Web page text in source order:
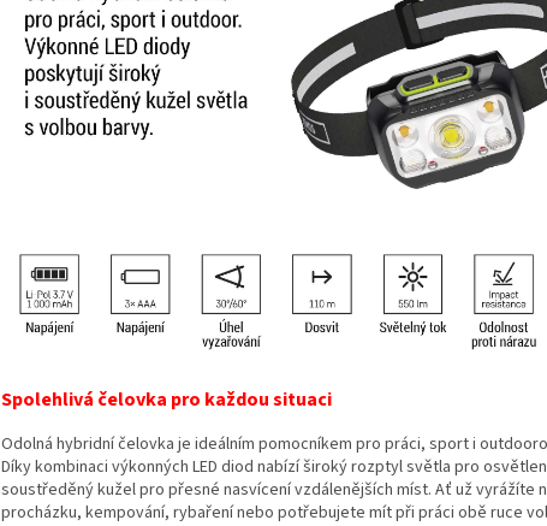
Spolehlivá čelovka pro každou situaci
Odolná hybridní čelovka je ideálním pomocníkem pro práci, sport i
Díky kombinaci výkonných LED diod nabízí široký rozptyl světla pro
soustředěný kužel pro přesné nasvícení vzdálenějších míst. Ať už vyrážíte
procházku, kempování, rybaření nebo potřebujete mít při práci obě ruce